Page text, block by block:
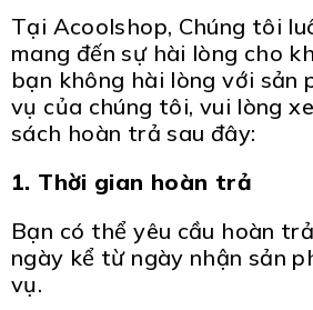
Tại Acoolshop, Chúng tôi
mang đến sự hài lòng cho
bạn không hài lòng với sản
vụ của chúng tôi, vui lòng
sách hoàn trả sau đây:
1. Thời gian hoàn trả
Bạn có thể yêu cầu hoàn
ngày kể từ ngày nhận sản
vụ.